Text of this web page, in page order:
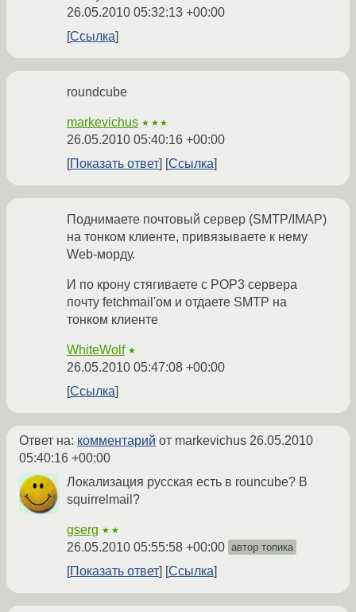
26.05.2010 05:32:13 +00:00
Ссылка
roundcube
markevichus ★★★
26.05.2010 05:40:16 +00:00
Показать ответ
Ссылка
Поднимаете почтовый сервер (SMTP/IMAP)
на тонком клиенте, привязываете к нему
Web-морду.
И по крону стягиваете с POP3 сервера
почту fetchmail'ом и отдаете SMTP на
тонком клиенте
WhiteWolf ★
26.05.2010 05:47:08 +00:00
Ссылка
Ответ на: комментарий от markevichus 26.05.2010
05:40:16 +00:00
Локализация русская есть в rouncube? В
squirrelmail?
gserg ★★
26.05.2010 05:55:58 +00:00 автор топика
Показать ответ Ссылка